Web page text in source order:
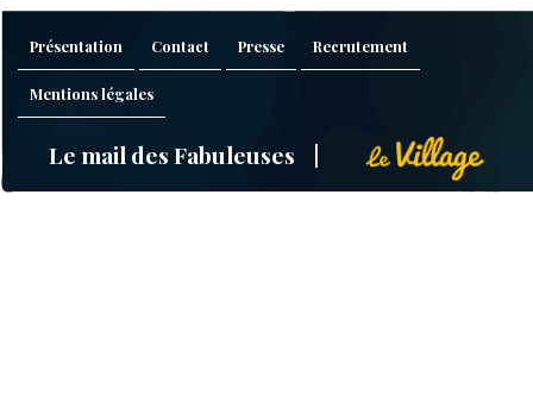
Présentation Contact Presse Recrutement
Mentions légales
Le mail des Fabuleuses